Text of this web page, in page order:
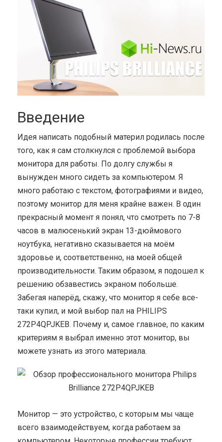
Введение
Идея написать подобный материл родилась после
того, как я сам столкнулся с проблемой выбора
монитора для работы. По долгу службы я
вынужден много сидеть за компьютером. Я
много работаю с текстом, фотографиями и видео,
поэтому монитор для меня крайне важен. В один
прекрасный момент я понял, что смотреть по 7-8
часов в малюсенький экран 13-дюймового
ноутбука, негативно сказывается на моём
здоровье и, соответственно, на моей общей
производительности. Таким образом, я подошел к
решению обзавестись экраном побольше.
Забегая наперёд, скажу, что монитор я себе все-
таки купил, и мой выбор пал на PHILIPS
272P4QPJKEB. Почему и, самое главное, по каким
критериям я выбрал именно этот монитор, вы
можете узнать из этого материала.
Монитор — это устройство, с которым мы чаще
всего взаимодействуем, когда работаем за